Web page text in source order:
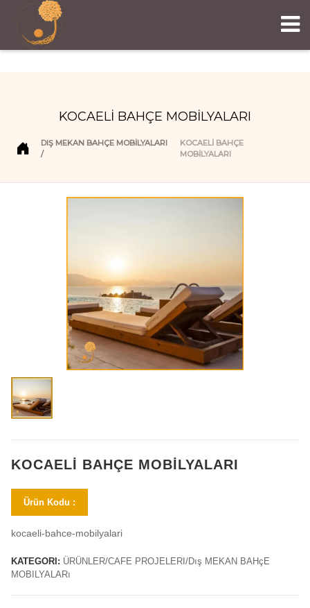
KOCAELİ BAHÇE MOBİLYALARI
DIŞ MEKAN BAHÇE MOBILYALARI
KOCAELİ BAHÇE
MOBİLYALARI
KOCAELİ BAHÇE MOBİLYALARI
Ürün Kodu :
kocaeli-bahce-mobilyalari
KATEGORI: ÜRÜNLER/CAFE PROJELERI/Dış MEKAN BAHçE
MOBILYALARı